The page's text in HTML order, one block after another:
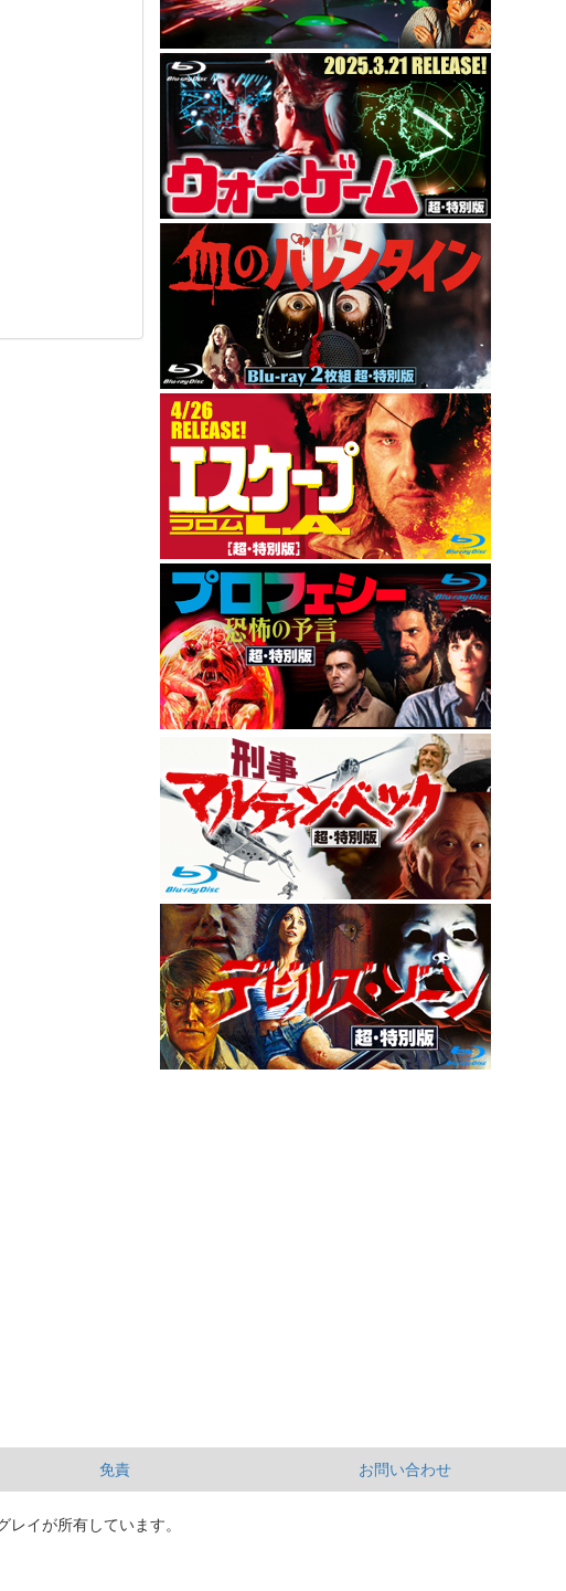
免責 お問い合わせ
イが所有しています。